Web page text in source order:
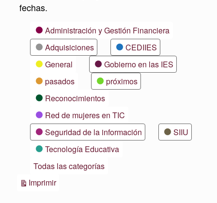
fechas.
CategoríasAdministración y Gestión Financiera
Adquisiciones
CEDIIES
General
Gobierno en las IES
pasados
próximos
Reconocimientos
Red de mujeres en TIC
Seguridad de la información
SIIU
Tecnología Educativa
Todas las categorías
ImprimirVistas